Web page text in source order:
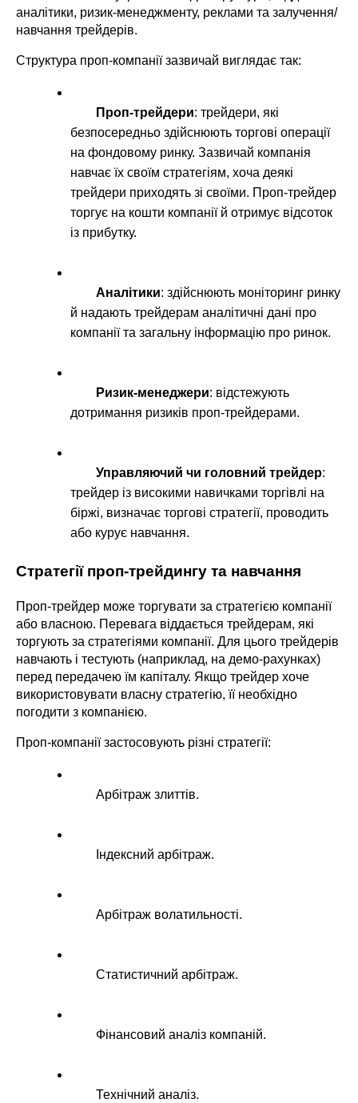
аналітики, ризик-менеджменту, реклами та залучення/
навчання трейдерів.
Структура проп-компанії зазвичай виглядає так:
Проп-трейдери: трейдери, які
безпосередньо здійснюють торгові операції
на фондовому ринку. Зазвичай компанія
навчає їх своїм стратегіям, хоча деякі
трейдери приходять зі своїми. Проп-трейдер
торгує на кошти компанії й отримує відсоток
із прибутку.
Аналітики: здійснюють моніторинг ринку
й надають трейдерам аналітичні дані про
компанії та загальну інформацію про ринок.
Ризик-менеджери: відстежують
дотримання ризиків проп-трейдерами.
Управляючий чи головний трейдер:
трейдер із високими навичками торгівлі на
біржі, визначає торгові стратегії, проводить
або курує навчання.
Стратегії проп-трейдингу та навчання
Проп-трейдер може торгувати за стратегією компанії
або власною. Перевага віддається трейдерам, які
торгують за стратегіями компанії. Для цього трейдерів
навчають і тестують (наприклад, на демо-рахунках)
перед передачею їм капіталу. Якщо трейдер хоче
використовувати власну стратегію, її необхідно
погодити з компанією.
Проп-компанії застосовують різні стратегії:
Арбітраж злиттів.
Індексний арбітраж.
Арбітраж волатильності.
Статистичний арбітраж.
Фінансовий аналіз компаній.
Технічний аналіз.